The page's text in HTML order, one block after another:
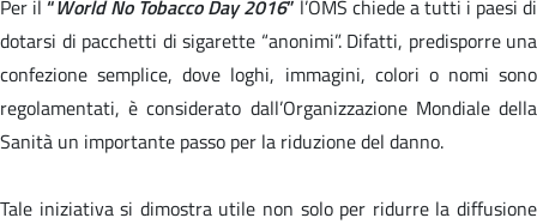
Per il “World No Tobacco Day 2016” l’OMS chiede a tutti i paesi di
dotarsi di pacchetti di sigarette “anonimi”. Difatti, predisporre una
confezione semplice, dove loghi, immagini, colori o nomi sono
regolamentati, è considerato dall’Organizzazione Mondiale della
Sanità un importante passo per la riduzione del danno.
Tale iniziativa si dimostra utile non solo per ridurre la diffusione